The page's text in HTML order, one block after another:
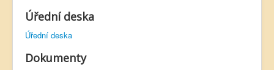
Úřední deska
Úřední deska
Dokumenty